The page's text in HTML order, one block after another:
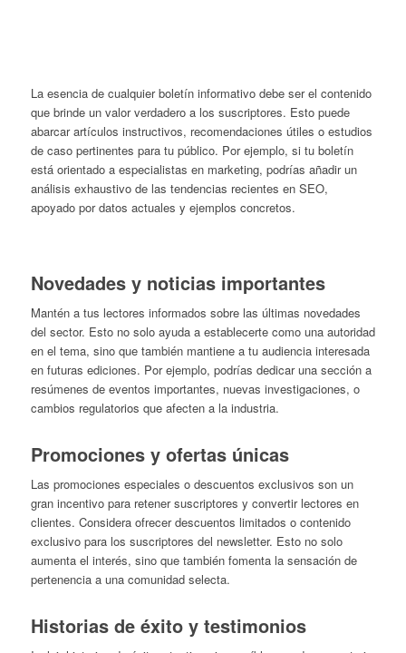
La esencia de cualquier boletín informativo debe ser el contenido
que brinde un valor verdadero a los suscriptores. Esto puede
abarcar artículos instructivos, recomendaciones útiles o estudios
de caso pertinentes para tu público. Por ejemplo, si tu boletín
está orientado a especialistas en marketing, podrías añadir un
análisis exhaustivo de las tendencias recientes en SEO,
apoyado por datos actuales y ejemplos concretos.
Novedades y noticias importantes
Mantén a tus lectores informados sobre las últimas novedades
del sector. Esto no solo ayuda a establecerte como una autoridad
en el tema, sino que también mantiene a tu audiencia interesada
en futuras ediciones. Por ejemplo, podrías dedicar una sección a
resúmenes de eventos importantes, nuevas investigaciones, o
cambios regulatorios que afecten a la industria.
Promociones y ofertas únicas
Las promociones especiales o descuentos exclusivos son un
gran incentivo para retener suscriptores y convertir lectores en
clientes. Considera ofrecer descuentos limitados o contenido
exclusivo para los suscriptores del newsletter. Esto no solo
aumenta el interés, sino que también fomenta la sensación de
pertenencia a una comunidad selecta.
Historias de éxito y testimonios